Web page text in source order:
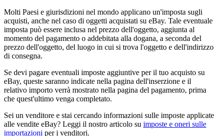
Molti Paesi e giurisdizioni nel mondo applicano un'imposta sugli
acquisti, anche nel caso di oggetti acquistati su eBay. Tale eventuale
imposta può essere inclusa nel prezzo dell'oggetto, aggiunta al
momento del pagamento o addebitata alla dogana, a seconda del
prezzo dell'oggetto, del luogo in cui si trova l'oggetto e dell'indirizzo
di consegna.
Se devi pagare eventuali imposte aggiuntive per il tuo acquisto su
eBay, queste saranno indicate nella pagina dell'inserzione e il
relativo importo verrà mostrato nella pagina del pagamento, prima
che quest'ultimo venga completato.
Sei un venditore e stai cercando informazioni sulle imposte applicate
alle vendite eBay? Leggi il nostro articolo su imposte e oneri sulle
importazioni per i venditori.